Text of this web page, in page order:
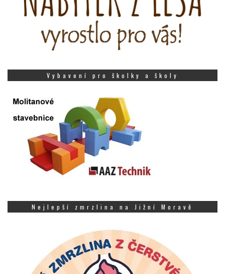
Vybavení pro školky a školy
Nejlepší zmrzlina na Jižní Moravě